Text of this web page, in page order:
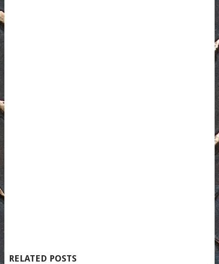
RELATED POSTS